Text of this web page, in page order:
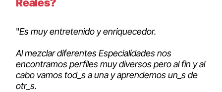
Reales?
"Es muy entretenido y enriquecedor.
Al mezclar diferentes Especialidades nos
encontramos perfiles muy diversos pero al fin y al
cabo vamos tod_s a una y aprendemos un_s de
otr_s.